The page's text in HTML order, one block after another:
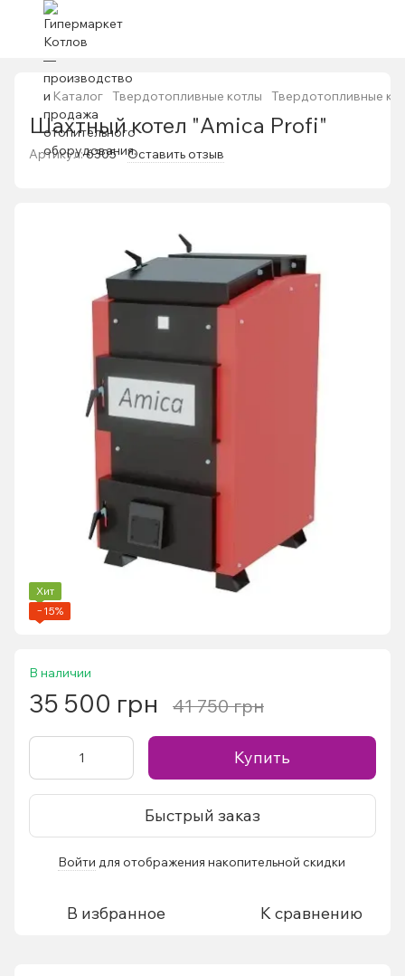
Каталог Твердотопливные котлы Твердотопливные
Шахтный котел "Amica Profi"
Артикул:6305 Оставить отзыв
Хит
−15%
В наличии
35 500 грн 41 750 грн
Купить
Быстрый заказ
Войти для отображения накопительной скидки
В избранное К сравнению